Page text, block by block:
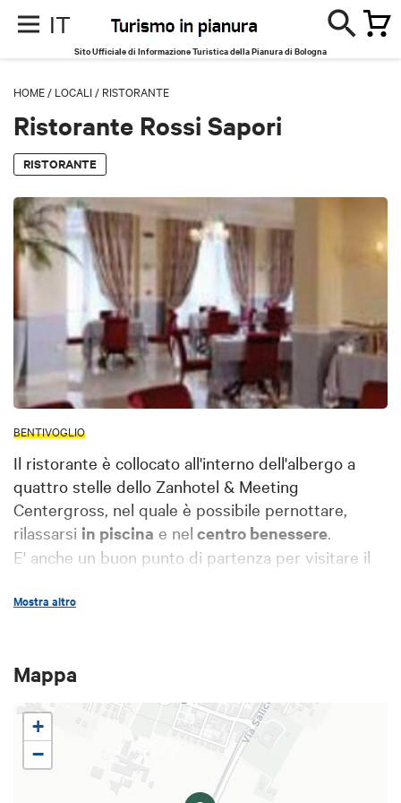
IT
Sito Ufficiale di Informazione Turistica della Pianura di Bologna
HOME / LOCALI / RISTORANTE
Ristorante Rossi Sapori
RISTORANTE
BENTIVOGLIO
Il ristorante è collocato all'interno dell'albergo a
quattro stelle dello Zanhotel & Meeting
Centergross, nel quale è possibile pernottare,
rilassarsi in piscina e nel centro benessere
E' anche un buon punto di partenza per visitare il
Bentivoglio.
Il locale è adatto a soddisfare ogni tipo di richiesta
della clientela: da ricevimenti familiari a cene di
lavoro, fino a conferenze o esposizioni d'arte e
sfilate di moda: è disponibile una sala per eventi a
bordo piscina, ideale per il periodo estivo.
Mostra altro
Mappa
+
−